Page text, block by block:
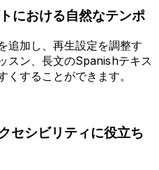
における自然なテンポ
追加し、再生設定を調整す
スン、長文のSpanishテキス
くすることができます。
セシビリティに役立ち